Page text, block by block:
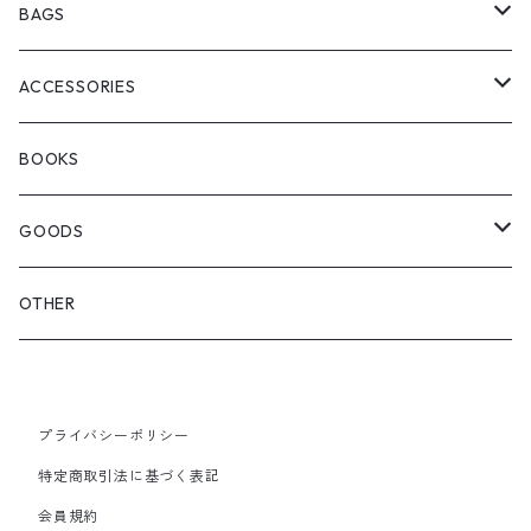
ChaosFissingClubxALLMOSTBLACK
WOODBLOCK
SEDAN ALL-PURPOSE
KICKS
BOOTS
BAGS
BACKPACK
SHOULDER
OTHER BAGS
ACCESSORIES
EYE WEAR
CAP&HAT
GLOVES&SCARF
SHOULDER
SMALL BAG
BOOKS
GOODS
TOY
PINS& PINBACK
SOX
OTHER
プライバシーポリシー
特定商取引法に基づく表記
会員規約